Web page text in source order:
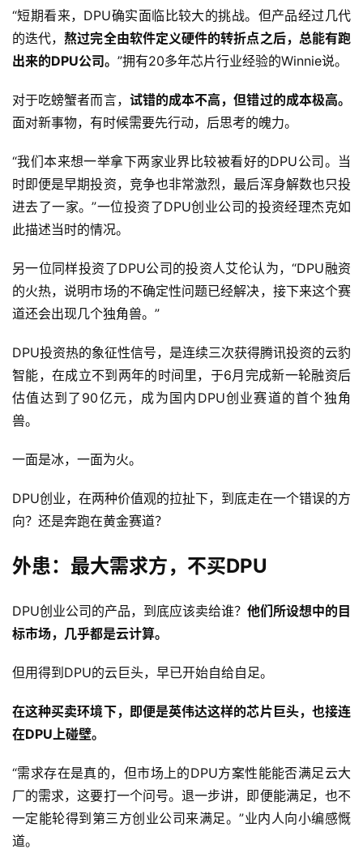
“短期看来，DPU确实面临比较大的挑战。但产品经过几代
的迭代，熬过完全由软件定义硬件的转折点之后，总能有跑
出来的DPU公司。 ”拥有20多年芯片行业经验的Winnie说。
对于吃螃蟹者而言， 试错的成本不高，但错过的成本极高。
面对新事物，有时候需要先行动，后思考的魄力。
“我们本来想一举拿下两家业界比较被看好的DPU公司。当
时即便是早期投资，竞争也非常激烈，最后浑身解数也只投
进去了一家。”一位投资了DPU创业公司的投资经理杰克如
此描述当时的情况。
另一位同样投资了DPU公司的投资人艾伦认为，“DPU融资
的火热，说明市场的不确定性问题已经解决，接下来这个赛
道还会出现几个独角兽。”
DPU投资热的象征性信号，是连续三次获得腾讯投资的云豹
智能，在成立不到两年的时间里，于6月完成新一轮融资后
估值达到了90亿元，成为国内DPU创业赛道的首个独角
兽。
一面是冰，一面为火。
DPU创业，在两种价值观的拉扯下，到底走在一个错误的方
向？还是奔跑在黄金赛道？
外患：最大需求方，不买DPU
DPU创业公司的产品，到底应该卖给谁？ 他们所设想中的目
标市场，几乎都是云计算。
但用得到DPU的云巨头，早已开始自给自足。
在这种买卖环境下，即便是英伟达这样的芯片巨头，也接连
在DPU上碰壁。
“需求存在是真的，但市场上的DPU方案性能能否满足云大
厂的需求，这要打一个问号。退一步讲，即便能满足，也不
一定能轮得到第三方创业公司来满足。”业内人向小编感慨
道。